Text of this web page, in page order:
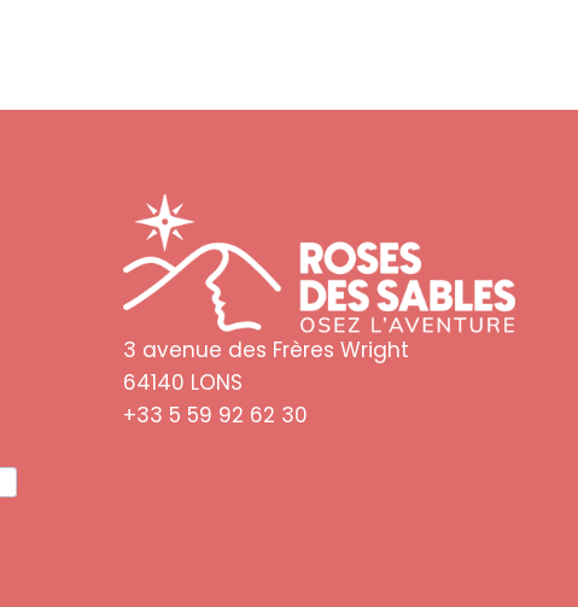
3 avenue des Frères Wright
64140 LONS
+33 5 59 92 62 30